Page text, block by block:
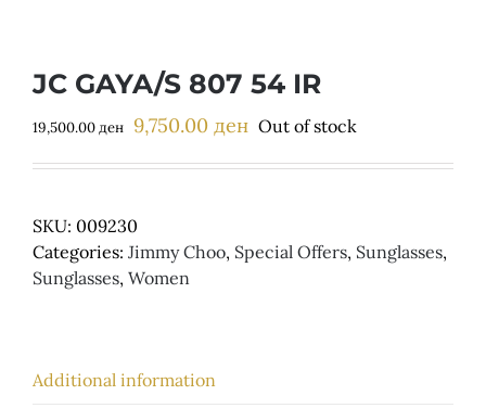
JC GAYA/S 807 54 IR
19,500.00ден Original
was:
9,750.00 денCurrent
is:
Out of stock
SKU: 009230
Categories: Jimmy Choo, Special Offers, Sunglasses,
Sunglasses, Women
Additional information